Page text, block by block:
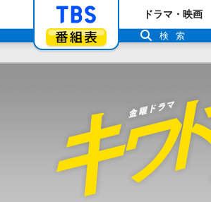
「TBSテレビ」ト
番組表
ドラマ・映画
検索